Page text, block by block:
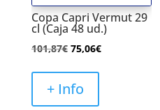
Copa Capri Vermut 29
cl (Caja 48 ud.)
101,87€ El
original
era:
75,06€El
+ Info